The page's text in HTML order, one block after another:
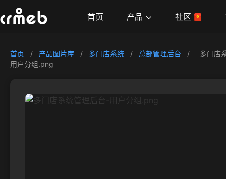
首页 产品 社区
首页 / 产品图片库 / 多门店系统 / 总部管理后台 /
多门店
用户分组.png